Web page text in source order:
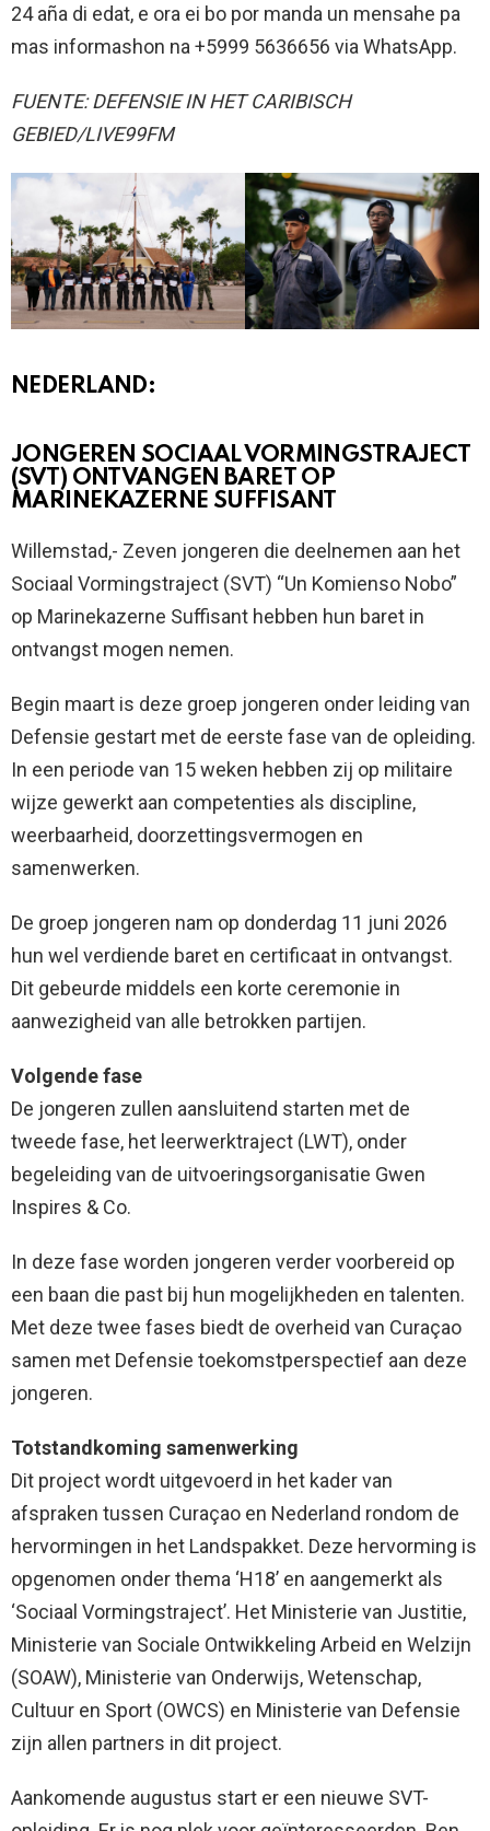
24 aña di edat, e ora ei bo por manda un mensahe pa
mas informashon na +5999 5636656 via WhatsApp.
FUENTE: DEFENSIE IN HET CARIBISCH
GEBIED/LIVE99FM
NEDERLAND:
JONGEREN SOCIAAL VORMINGSTRAJECT
(SVT) ONTVANGEN BARET OP
MARINEKAZERNE SUFFISANT
Willemstad,- Zeven jongeren die deelnemen aan het
Sociaal Vormingstraject (SVT) “Un Komienso Nobo”
op Marinekazerne Suffisant hebben hun baret in
ontvangst mogen nemen.
Begin maart is deze groep jongeren onder leiding van
Defensie gestart met de eerste fase van de opleiding.
In een periode van 15 weken hebben zij op militaire
wijze gewerkt aan competenties als discipline,
weerbaarheid, doorzettingsvermogen en
samenwerken.
De groep jongeren nam op donderdag 11 juni 2026
hun wel verdiende baret en certificaat in ontvangst.
Dit gebeurde middels een korte ceremonie in
aanwezigheid van alle betrokken partijen.
Volgende fase
De jongeren zullen aansluitend starten met de
tweede fase, het leerwerktraject (LWT), onder
begeleiding van de uitvoeringsorganisatie Gwen
Inspires & Co.
In deze fase worden jongeren verder voorbereid op
een baan die past bij hun mogelijkheden en talenten.
Met deze twee fases biedt de overheid van Curaçao
samen met Defensie toekomstperspectief aan deze
jongeren.
Totstandkoming samenwerking
Dit project wordt uitgevoerd in het kader van
afspraken tussen Curaçao en Nederland rondom de
hervormingen in het Landspakket. Deze hervorming is
opgenomen onder thema ‘H18’ en aangemerkt als
‘Sociaal Vormingstraject’. Het Ministerie van Justitie,
Ministerie van Sociale Ontwikkeling Arbeid en Welzijn
(SOAW), Ministerie van Onderwijs, Wetenschap,
Cultuur en Sport (OWCS) en Ministerie van Defensie
zijn allen partners in dit project.
Aankomende augustus start er een nieuwe SVT-